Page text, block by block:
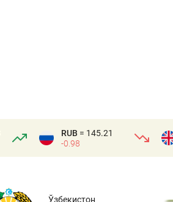
RUB = 145.21
-0.98
Ўзбекистон